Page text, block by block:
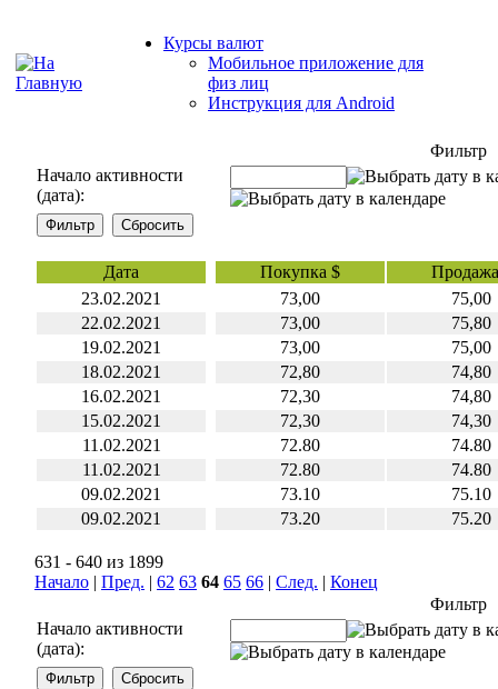
Курсы валют
Мобильное приложение для
физ лиц
Инструкция для Android
Фильтр
Начало активности
(дата):
Дата Покупка $
23.02.2021
73,00
75,00
22.02.2021
73,00
75,80
19.02.2021
73,00
75,00
18.02.2021
72,80
74,80
16.02.2021
72,30
74,80
15.02.2021
72,30
74,30
11.02.2021
72.80
74.80
11.02.2021
72.80
74.80
09.02.2021
73.10
75.10
09.02.2021
73.20 75.20
631 - 640 из 1899
Начало | Пред. | 62 63 64 65 66 | След. | Конец
Фильтр
Начало активности
(дата):